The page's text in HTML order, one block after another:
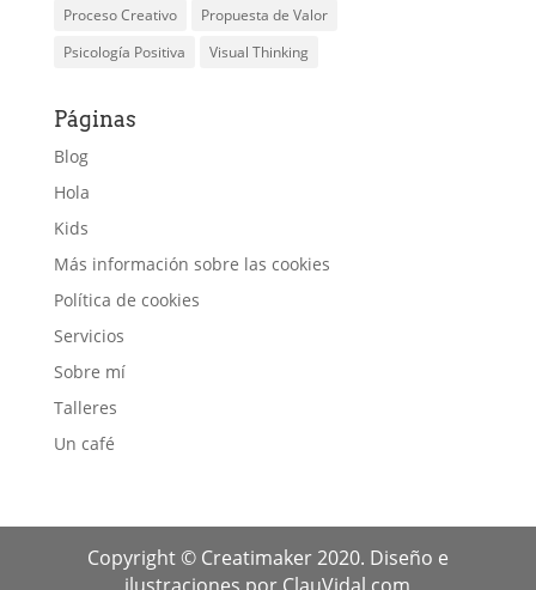
Proceso Creativo
Propuesta de Valor
Psicología Positiva
Visual Thinking
Páginas
Blog
Hola
Kids
Más información sobre las cookies
Política de cookies
Servicios
Sobre mí
Talleres
Un café
Copyright © Creatimaker 2020. Diseño e